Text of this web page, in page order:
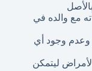
مع والده في
وعدم وجود أي
ليتمكن